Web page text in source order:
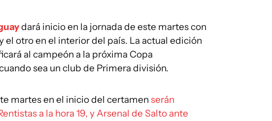
dará inicio en la jornada de este martes con
el otro en el interior del país. La actual edición
al campeón a la próxima Copa
sea un club de Primera división.
martes en el inicio del certamen serán
a la hora 19, y Arsenal de Salto ante